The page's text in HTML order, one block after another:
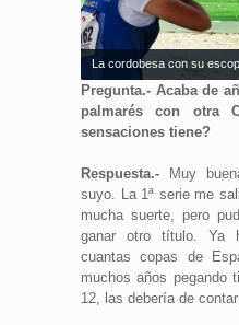
La cordobesa con su
Pregunta.- Acaba de
palmarés con otra
sensaciones tiene?
Respuesta.- Muy
suyo. La 1ª serie me
mucha suerte, pero
ganar otro título. Ya
cuantas copas de
muchos años
12, las debería de